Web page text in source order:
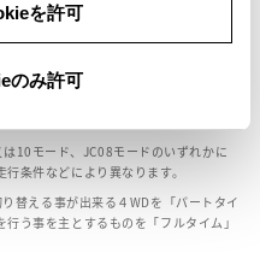
を許可
のみ許可
ます。
10モード、JC08モードのいずれかに
条件などにより異なります。
替える事が出来る４WDを「パートタイ
う事を主とするものを「フルタイム」